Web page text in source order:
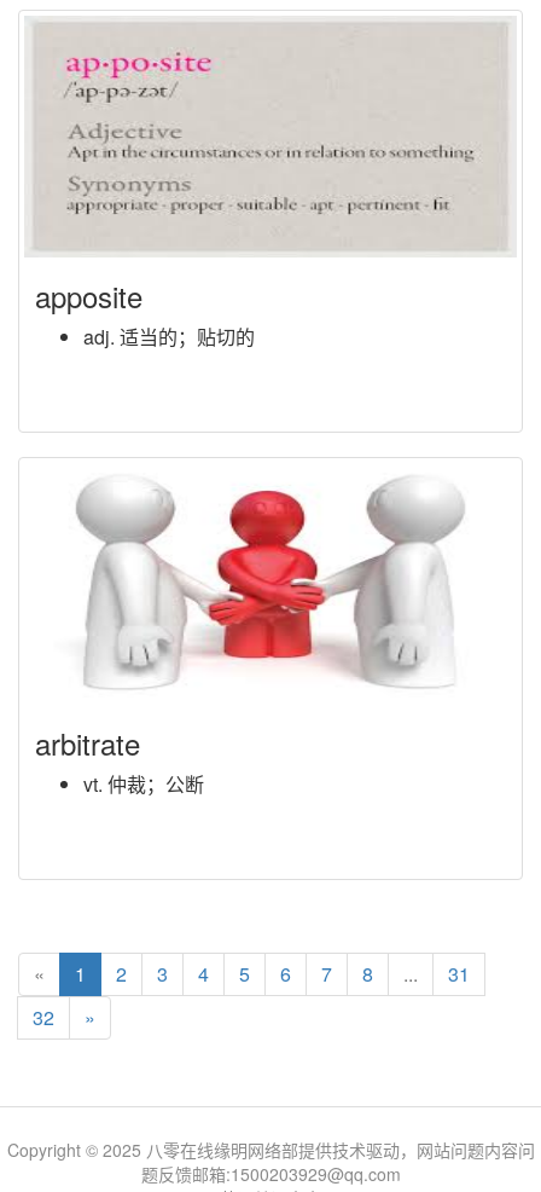
apposite
adj. 适当的；贴切的
arbitrate
vt. 仲裁；公断
« 1 2 3 4 5 6 7 8 ...
31
32
»
Copyright © 2025 八零在线缘明网络部提供技术驱动，网站问题内容问
题反馈邮箱:1500203929@qq.com